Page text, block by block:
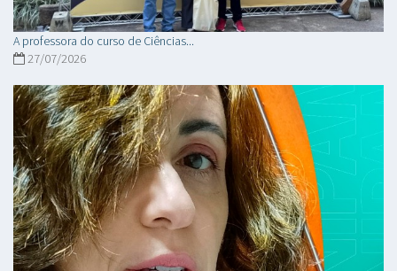
A professora do curso de Ciências...
27/07/2026